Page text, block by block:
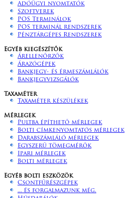
Adóügyi nyomtatók
Szoftverek
POS Terminálok
POS terminál rendszerek
Pénztárgépes Rendszerek
Egyéb kiegészítők
Árellenőrzők
Árazógépek
Bankjegy- és érmeszámlálók
Bankjegyvizsgálók
Taxaméter
Taxaméter készülékek
Mérlegek
Pultba építhető mérlegek
Bolti címkenyomtatós mérlegek
Darabszámláló mérlegek
Egyszerű tömegmérők
Ipari mérlegek
Bolti mérlegek
Egyéb bolti eszközök
Csontfűrészgépek
... és forgalmazunk még.